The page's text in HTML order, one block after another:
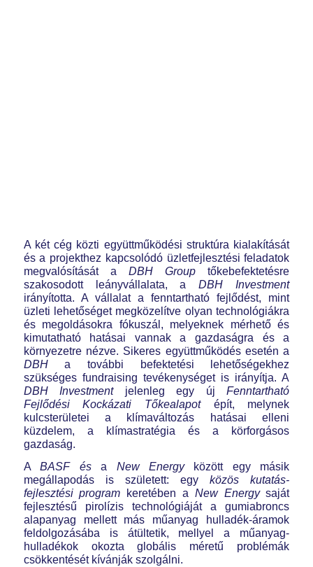
A két cég közti együttműködési struktúra kialakítását
és a projekthez kapcsolódó üzletfejlesztési feladatok
megvalósítását a DBH Group tőkebefektetésre
szakosodott leányvállalata, aDBH Investment
irányította. A vállalat a fenntartható fejlődést, mint
üzleti lehetőséget megközelítve olyan technológiákra
és megoldásokra fókuszál, melyeknek mérhető és
kimutatható hatásai vannak a gazdaságra és a
környezetre nézve. Sikeres együttműködés esetén a
DBHa további befektetési lehetőségekhez
szükséges fundraising tevékenységet is irányítja. A
DBH Investmentjelenleg egy újFenntartható
Fejlődési Kockázati Tőkealapotépít, melynek
kulcsterületei a klímaváltozás hatásai elleni
küzdelem, a klímastratégia és a körforgásos
gazdaság.
ABASF ésa New Energyközött egy másik
megállapodás is született: egyközös kutatás-
fejlesztési program keretében a New Energysaját
fejlesztésű pirolízis technológiáját a gumiabroncs
alapanyag mellett más műanyag hulladék-áramok
feldolgozásába is átültetik, mellyel a műanyag-
hulladékok okozta globális méretű problémák
csökkentését kívánják szolgálni.